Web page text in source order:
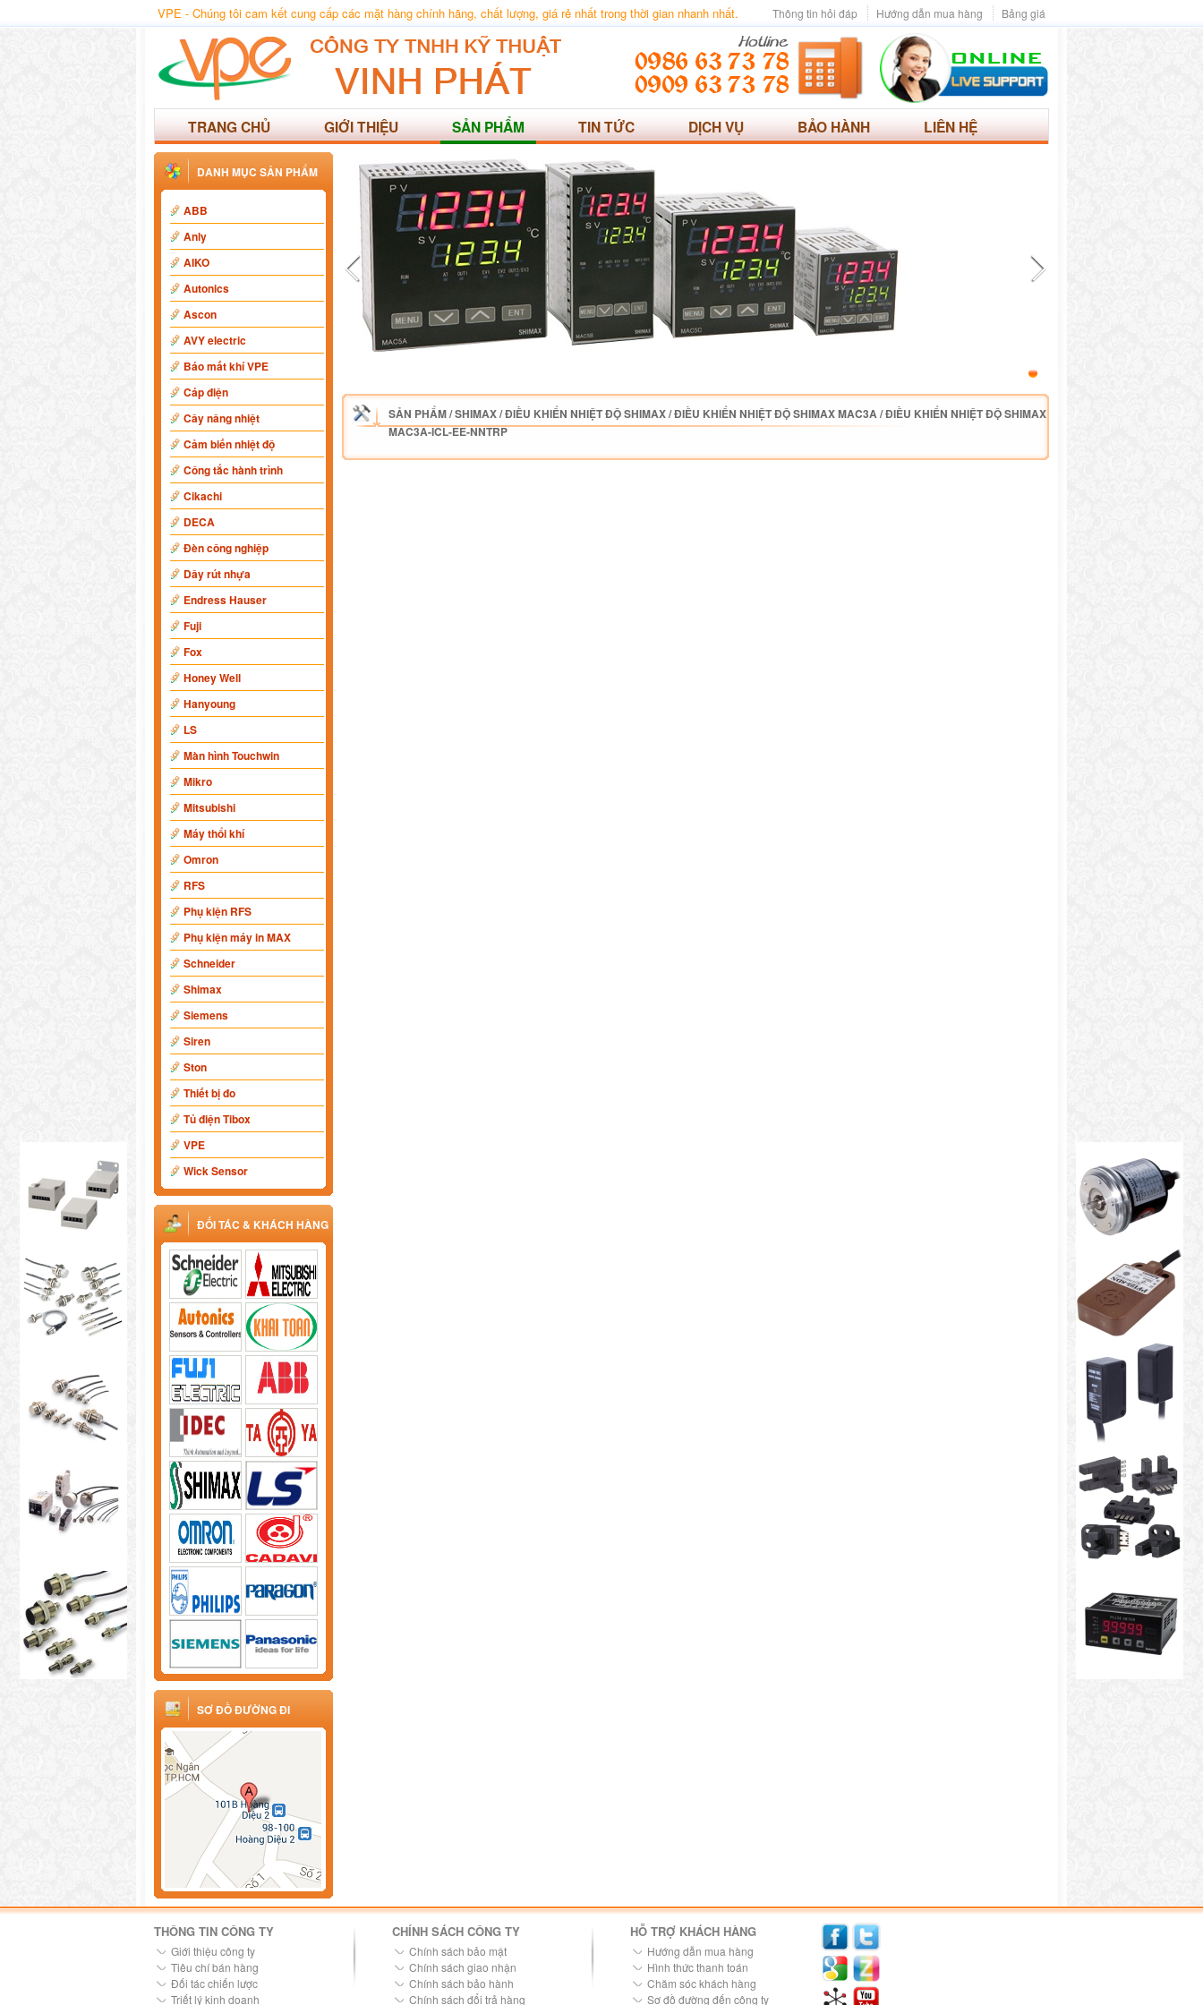
VPE - Chúng tôi cam kết cung cấp các mặt hàng chính hãng, chất lượng, giá rẻ nhất trong thời gian nhanh nhất. Bảng giá
Hướng dẫn mua hàng
Thông tin hỏi đáp
TRANG CHỦ GIỚI THIỆU SẢN PHẨM TIN TỨC DỊCH VỤ BẢO HÀNH LIÊN HỆ
DANH MỤC SẢN PHẨM
ABB
Anly
AIKO
Autonics
Ascon
AVY electric
Báo mất khí VPE
Cáp điện
Cây nâng nhiệt
Cảm biến nhiệt độ
Công tắc hành trình
Cikachi
DECA
Đèn công nghiệp
Dây rút nhựa
Endress Hauser
Fuji
Fox
Honey Well
Hanyoung
LS
Màn hình Touchwin
Mikro
Mitsubishi
Máy thổi khí
Omron
RFS
Phụ kiện RFS
Phụ kiện máy in MAX
Schneider
Shimax
Siemens
Siren
Ston
Thiết bị đo
Tủ điện Tibox
VPE
Wick Sensor
ĐỐI TÁC & KHÁCH HÀNG
SƠ ĐỒ ĐƯỜNG ĐI
SẢN PHẨM/SHIMAX/ĐIỀU KHIỂN NHIỆT ĐỘ SHIMAX/ĐIỀU KHIỂN NHIỆT ĐỘ SHIMAX MAC3A/ĐIỀU KHIỂN NHIỆT ĐỘ SHIMAX
MAC3A-ICL-EE-NNTRP
THÔNG TIN CÔNG TY
Giới thiệu công ty
Tiêu chí bán hàng
Đối tác chiến lược
Triết lý kinh doanh
CHÍNH SÁCH CÔNG TY
Chính sách bảo mật
Chính sách giao nhận
Chính sách bảo hành
Chính sách đổi trả hàng
HỖ TRỢ KHÁCH HÀNG
Hướng dẫn mua hàng
Hình thức thanh toán
Chăm sóc khách hàng
Sơ đồ đường đến công ty